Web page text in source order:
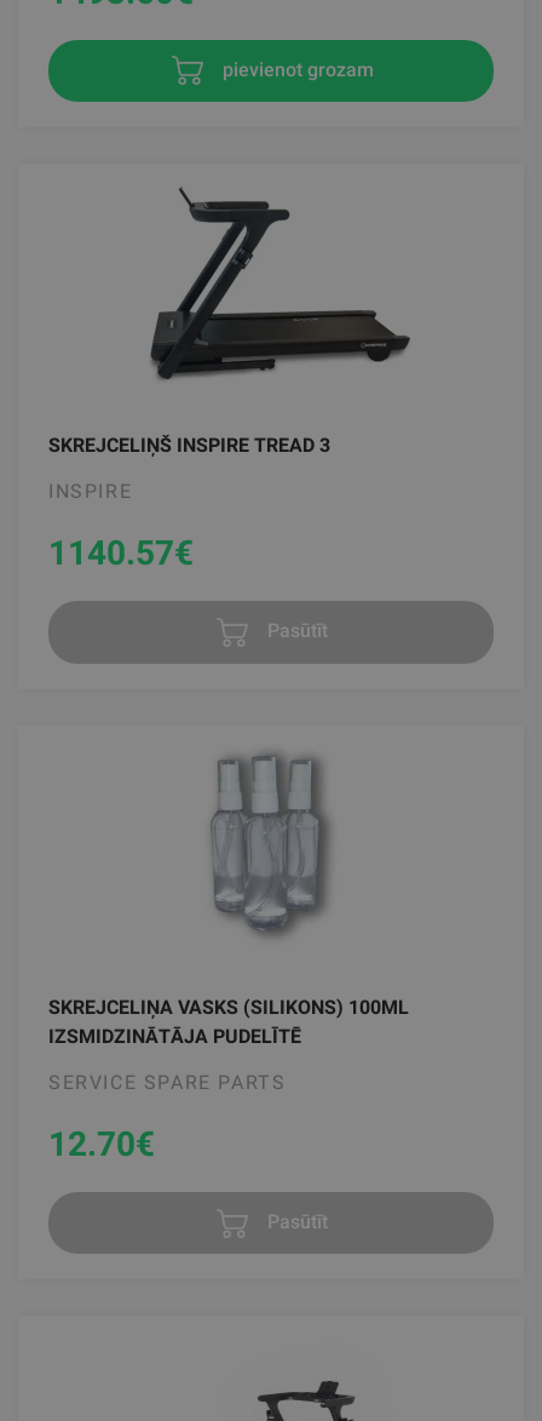
pievienot grozam
SKREJCELIŅŠ INSPIRE TREAD 3
INSPIRE
1140.57€
Pasūtīt
SKREJCELIŅA VASKS (SILIKONS) 100ML
IZSMIDZINĀTĀJA PUDELĪTĒ
SERVICE SPARE PARTS
12.70€
Pasūtīt